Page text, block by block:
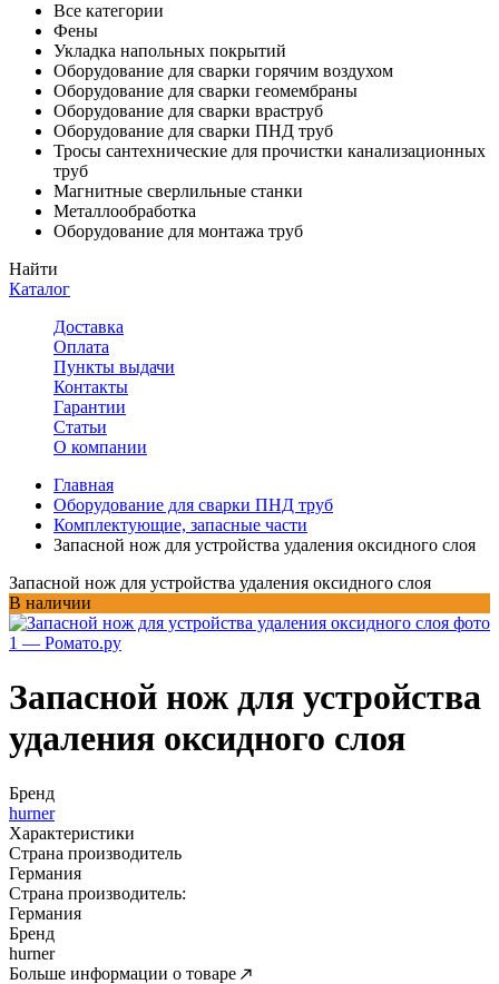
Все категории
Фены
Укладка напольных покрытий
Оборудование для сварки горячим воздухом
Оборудование для сварки геомембраны
Оборудование для сварки враструб
Оборудование для сварки ПНД труб
Тросы сантехнические для прочистки канализационных
труб
Магнитные сверлильные станки
Металлообработка
Оборудование для монтажа труб
Найти
Каталог
Доставка
Оплата
Пункты выдачи
Контакты
Гарантии
Статьи
О компании
Главная
Оборудование для сварки ПНД труб
Комплектующие, запасные части
Запасной нож для устройства удаления оксидного слоя
Запасной нож для устройства удаления оксидного слоя
В наличии
Запасной нож для устройства
удаления оксидного слоя
Бренд
hurner
Характеристики
Страна производитель
Германия
Страна производитель:
Германия
Бренд
hurner
Больше информации о товаре